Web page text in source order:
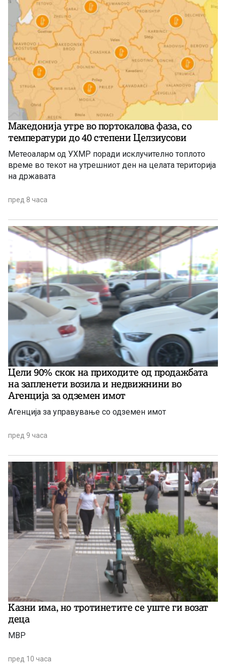
Македонија утре во портокалова фаза, со
температури до 40 степени Целзиусови
Метеоаларм од УХМР поради исклучително топлото
време во текот на утрешниот ден на целата територија
на државата
пред 8 часа
Цели 90% скок на приходите од продажбата
на запленети возила и недвижнини во
Агенција за одземен имот
Агенција за управување со одземен имот
пред 9 часа
Казни има, но тротинетите се уште ги возат
деца
МВР
пред 10 часа